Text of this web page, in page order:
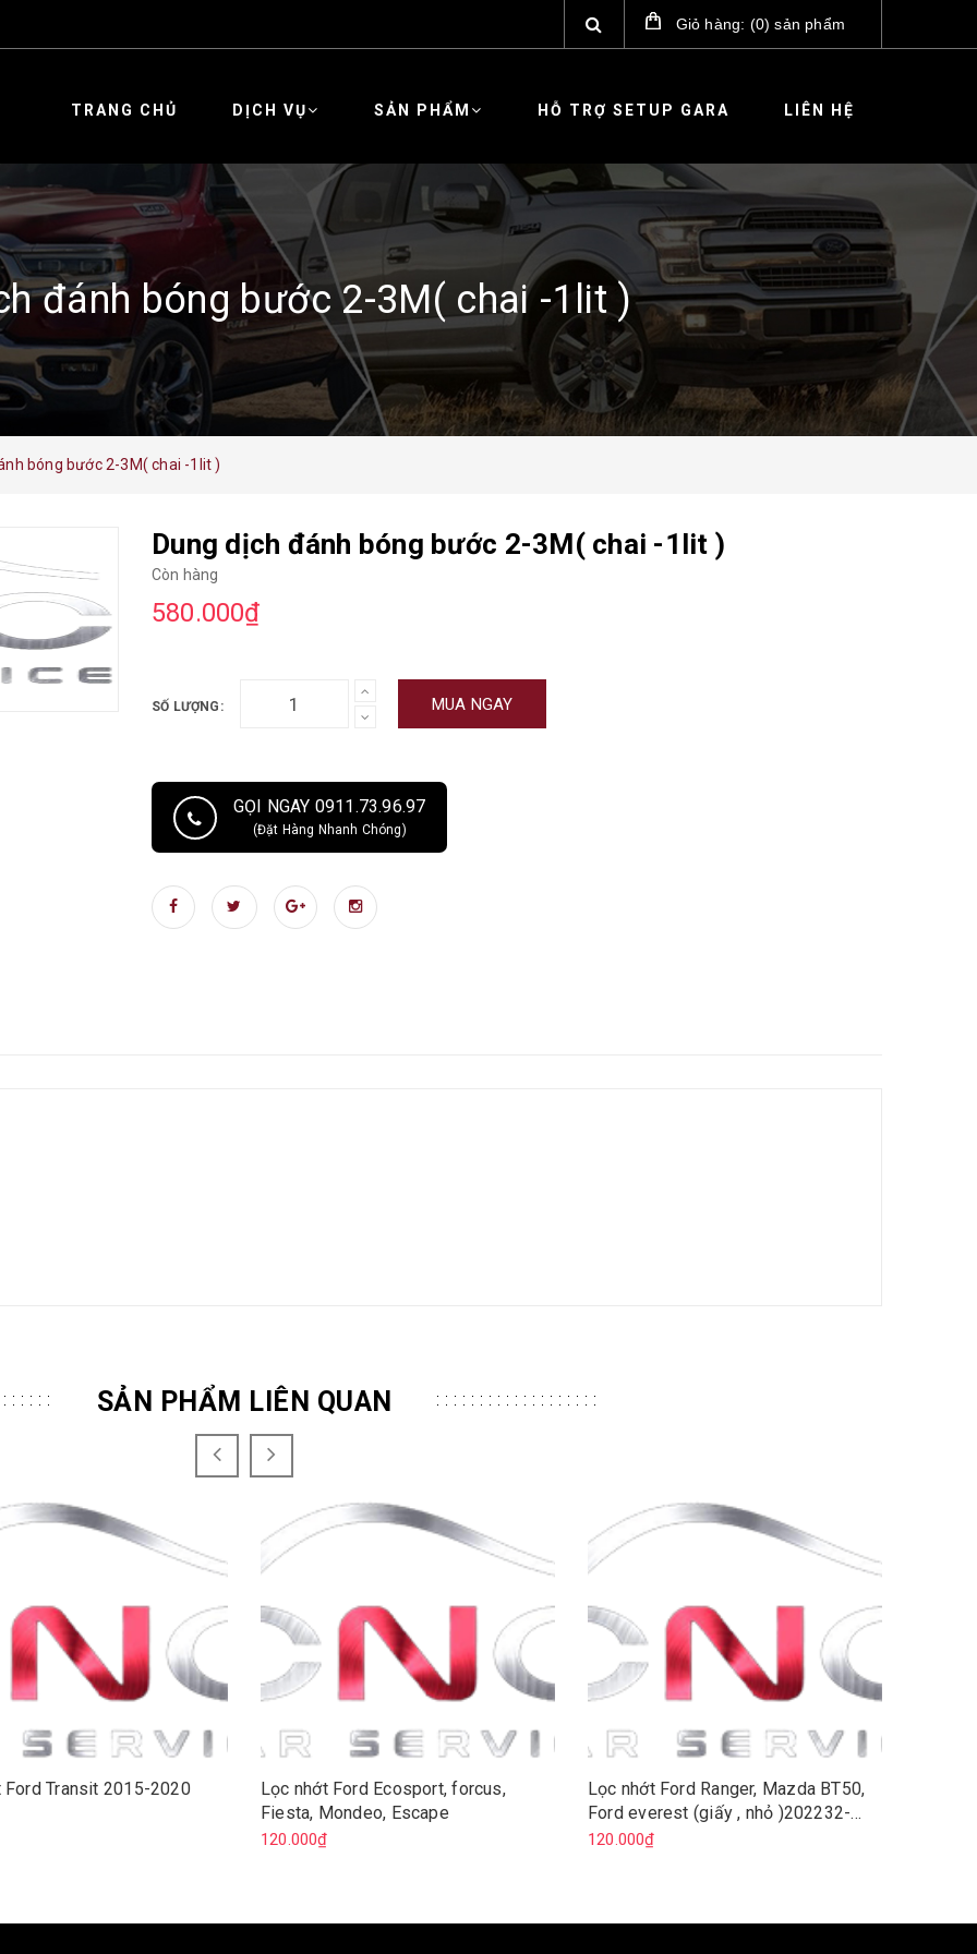
Giỏ hàng: (0)sản phẩm
TRANG CHỦ DỊCH VỤ SẢN PHẨM HỖ TRỢ SETUP GARA LIÊN HỆ
đánh bóng bước 2-3M( chai -1lit )
bóng bước 2-3M( chai -1lit )
Dung dịch đánh bóng bước 2-3M( chai -1lit )
Còn hàng
580.000₫
SỐ LƯỢNG: MUA NGAY
GỌI NGAY 0911.73.96.97
(Đặt Hàng Nhanh Chóng)
SẢN PHẨM LIÊN QUAN
Ford Transit 2015-2020
Lọc nhớt Ford Ecosport, forcus,
Fiesta, Mondeo, Escape
120.000₫
Lọc nhớt Ford Ranger, Mazda BT50,
Ford everest (giấy , nhỏ )202232-
1373069-BB3Q-6744-BA
120.000₫